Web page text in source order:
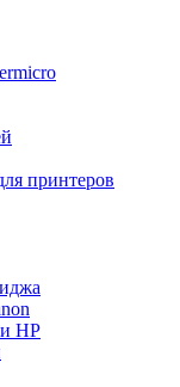
принтеров
HP